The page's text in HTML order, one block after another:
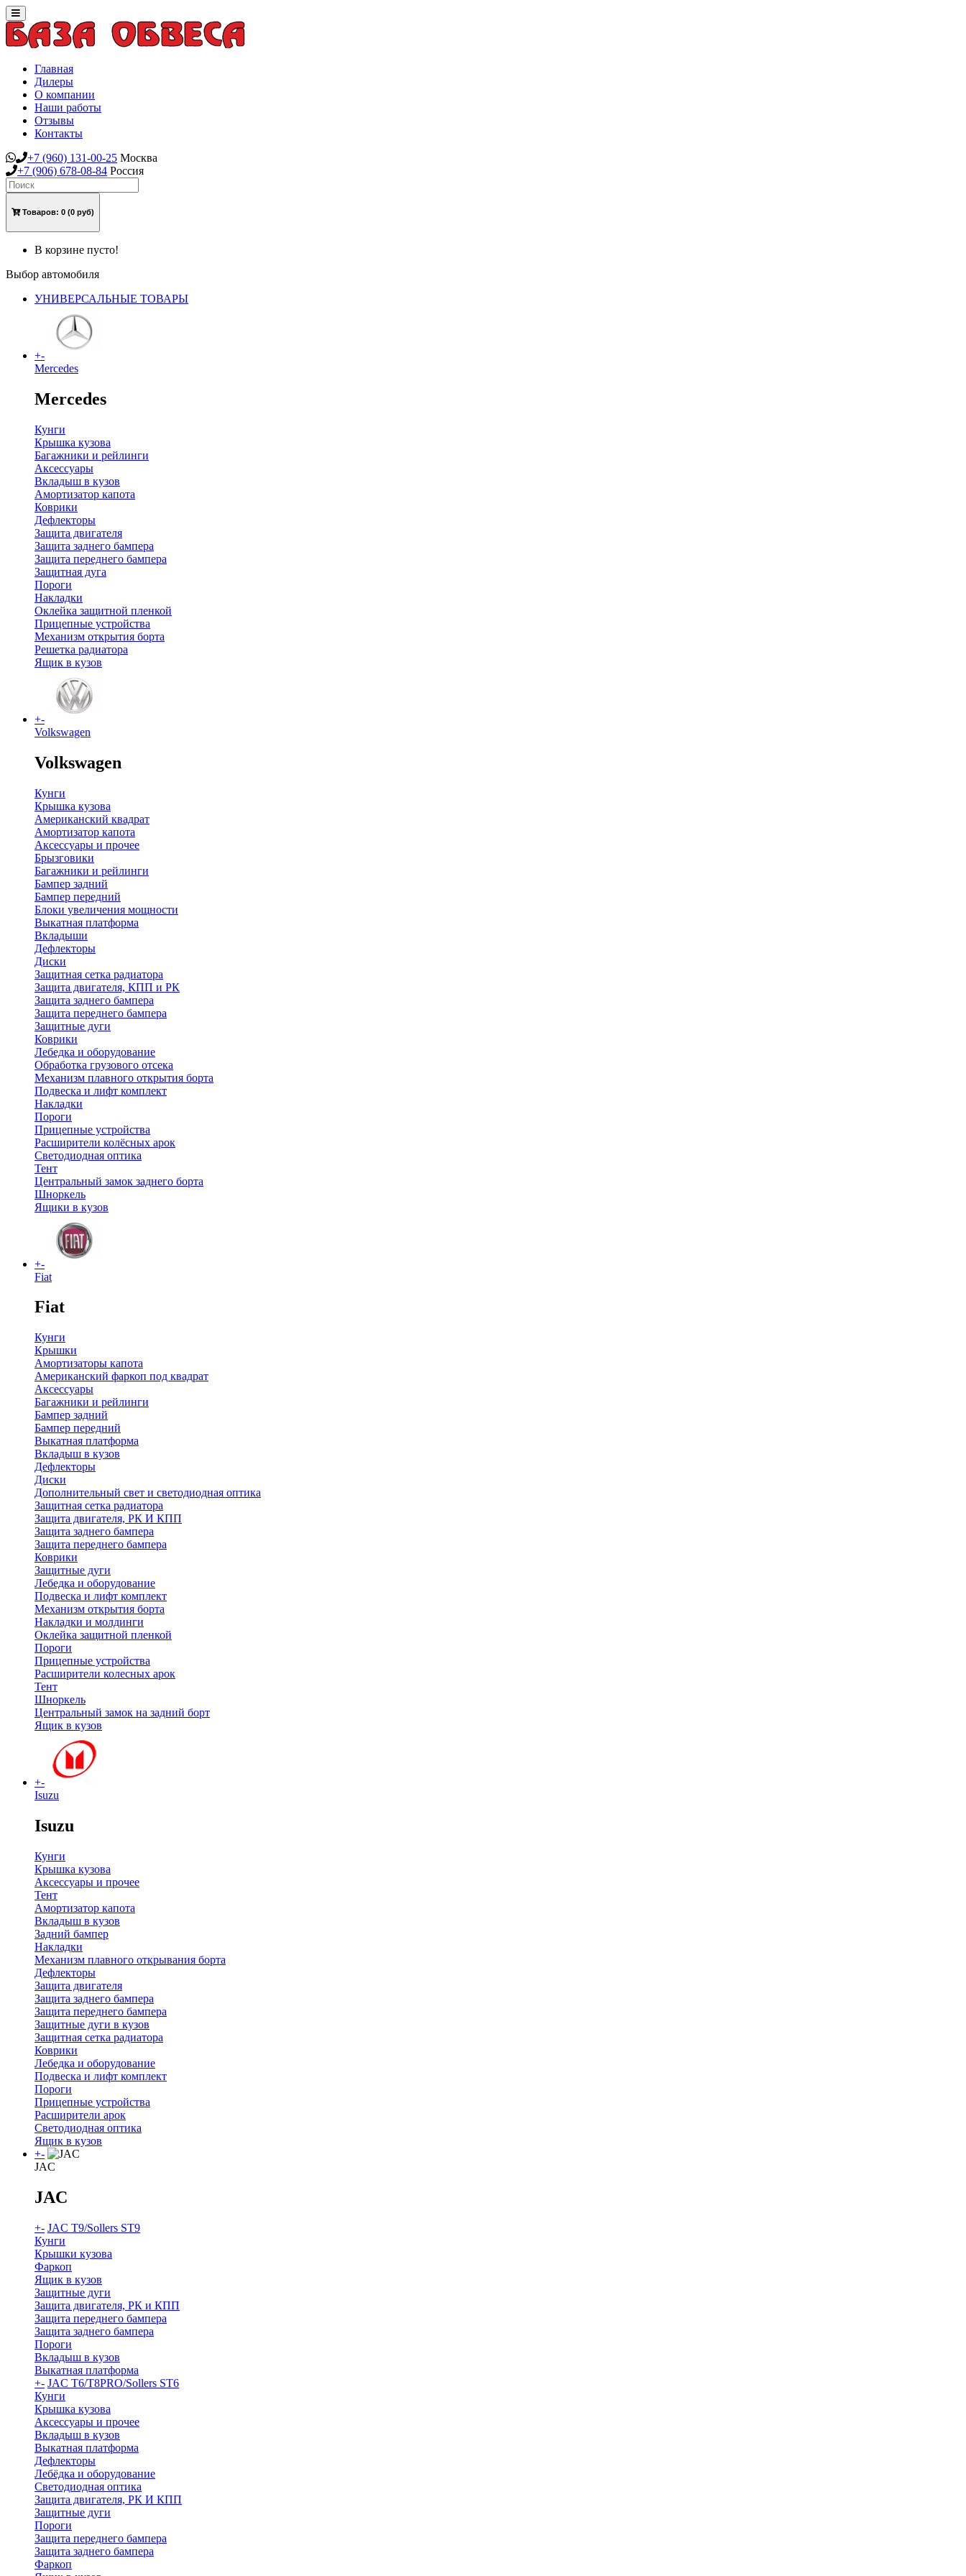
Toggle
navigation
Главная
Дилеры
О компании
Наши работы
Отзывы
Контакты
+7 (960) 131-00-25 Москва
+7 (906) 678-08-84 Россия
Товаров: 0 (0 руб)
В корзине пусто!
Выбор автомобиля
УНИВЕРСАЛЬНЫЕ ТОВАРЫ
+-
Mercedes
Mercedes
Кунги
Крышка кузова
Багажники и рейлинги
Аксессуары
Вкладыш в кузов
Амортизатор капота
Коврики
Дефлекторы
Защита двигателя
Защита заднего бампера
Защита переднего бампера
Защитная дуга
Пороги
Накладки
Оклейка защитной пленкой
Прицепные устройства
Механизм открытия борта
Решетка радиатора
Ящик в кузов
+-
Volkswagen
Volkswagen
Кунги
Крышка кузова
Американский квадрат
Амортизатор капота
Аксессуары и прочее
Брызговики
Багажники и рейлинги
Бампер задний
Бампер передний
Блоки увеличения мощности
Выкатная платформа
Вкладыши
Дефлекторы
Диски
Защитная сетка радиатора
Защита двигателя, КПП и РК
Защита заднего бампера
Защита переднего бампера
Защитные дуги
Коврики
Лебедка и оборудование
Обработка грузового отсека
Механизм плавного открытия борта
Подвеска и лифт комплект
Накладки
Пороги
Прицепные устройства
Расширители колёсных арок
Светодиодная оптика
Тент
Центральный замок заднего борта
Шноркель
Ящики в кузов
+-
Fiat
Fiat
Кунги
Крышки
Амортизаторы капота
Американский фаркоп под квадрат
Аксессуары
Багажники и рейлинги
Бампер задний
Бампер передний
Выкатная платформа
Вкладыш в кузов
Дефлекторы
Диски
Дополнительный свет и светодиодная оптика
Защитная сетка радиатора
Защита двигателя, РК И КПП
Защита заднего бампера
Защита переднего бампера
Коврики
Защитные дуги
Лебедка и оборудование
Подвеска и лифт комплект
Механизм открытия борта
Накладки и молдинги
Оклейка защитной пленкой
Пороги
Прицепные устройства
Расширители колесных арок
Тент
Шноркель
Центральный замок на задний борт
Ящик в кузов
+-
Isuzu
Isuzu
Кунги
Крышка кузова
Аксессуары и прочее
Тент
Амортизатор капота
Вкладыш в кузов
Задний бампер
Накладки
Механизм плавного открывания борта
Дефлекторы
Защита двигателя
Защита заднего бампера
Защита переднего бампера
Защитные дуги в кузов
Защитная сетка радиатора
Коврики
Лебедка и оборудование
Подвеска и лифт комплект
Пороги
Прицепные устройства
Расширители арок
Светодиодная оптика
Ящик в кузов
+-
JAC
JAC
+- JAC T9/Sollers ST9
Кунги
Крышки кузова
Фаркоп
Ящик в кузов
Защитные дуги
Защита двигателя, РК и КПП
Защита переднего бампера
Защита заднего бампера
Пороги
Вкладыш в кузов
Выкатная платформа
+- JAC T6/T8PRO/Sollers ST6
Кунги
Крышка кузова
Аксессуары и прочее
Вкладыш в кузов
Выкатная платформа
Дефлекторы
Лебёдка и оборудование
Светодиодная оптика
Защита двигателя, РК И КПП
Защитные дуги
Пороги
Защита переднего бампера
Защита заднего бампера
Фаркоп